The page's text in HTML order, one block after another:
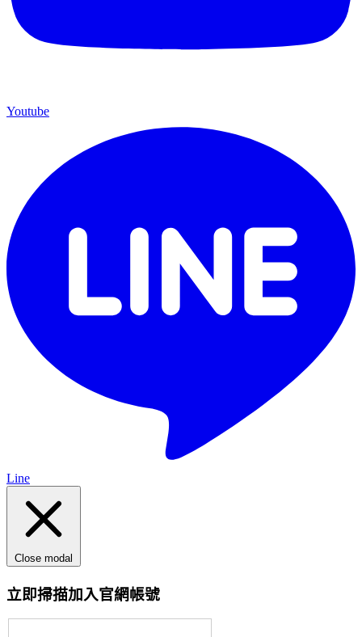
Youtube
Line
Close modal
立即掃描加入官網帳號